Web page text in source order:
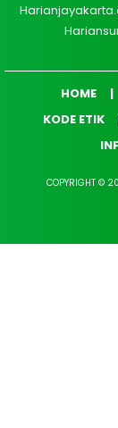
HOME
KODE ETIK
COPYRIGHT ©